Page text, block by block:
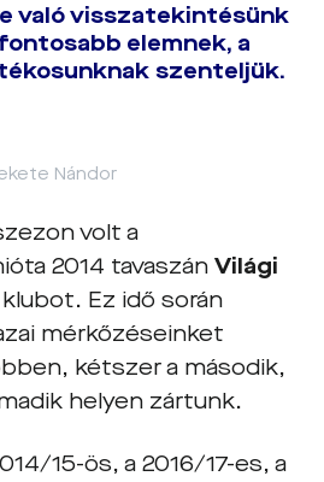
való visszatekintésünk
elemnek, a
szenteljük.
Nándor
volt a
2014 tavaszán Világi
Ez idő során
mérkőzéseinket
kétszer a második,
helyen zártunk.
15-ös, a 2016/17-es, a